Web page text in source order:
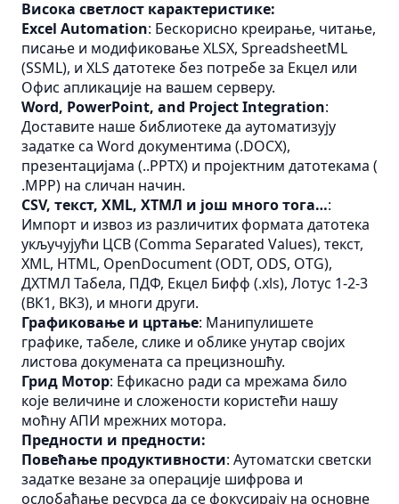
Висока светлост карактеристике:
Excel Automation: Бескорисно креирање, читање,
писање и модификовање XLSX, SpreadsheetML
(SSML), и XLS датотеке без потребе за Екцел или
Офис апликације на вашем серверу.
Word, PowerPoint, and Project Integration:
Доставите наше библиотеке да аутоматизују
задатке са Word документима (.DOCX),
презентацијама (..PPTX) и пројектним датотекама (
.MPP) на сличан начин.
CSV, текст, XML, ХТМЛ и још много тога…:
Импорт и извоз из различитих формата датотека
укључујући ЦСВ(Comma Separated Values), текст,
XML, HTML, OpenDocument (ODT, ODS, OTG),
ДХТМЛ Табела, ПДФ, Екцел Бифф (.xls), Лотус 1-2-3
(ВК1, ВК3), и многи други.
Графиковање и цртање: Манипулишете
графике, табеле, слике и облике унутар својих
листова докумената са прецизношћу.
Грид Мотор: Ефикасно ради са мрежама било
које величине и сложености користећи нашу
моћну АПИ мрежних мотора.
Предности и предности:
Повећање продуктивности: Аутоматски светски
задатке везане за операције шифрова и
ослобађање ресурса да се фокусирају на основне